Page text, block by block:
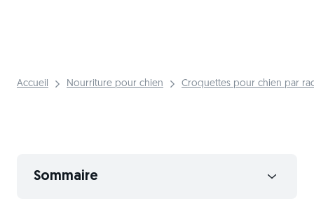
Accueil Nourriture pour chien Croquettes pour chien par
Sommaire